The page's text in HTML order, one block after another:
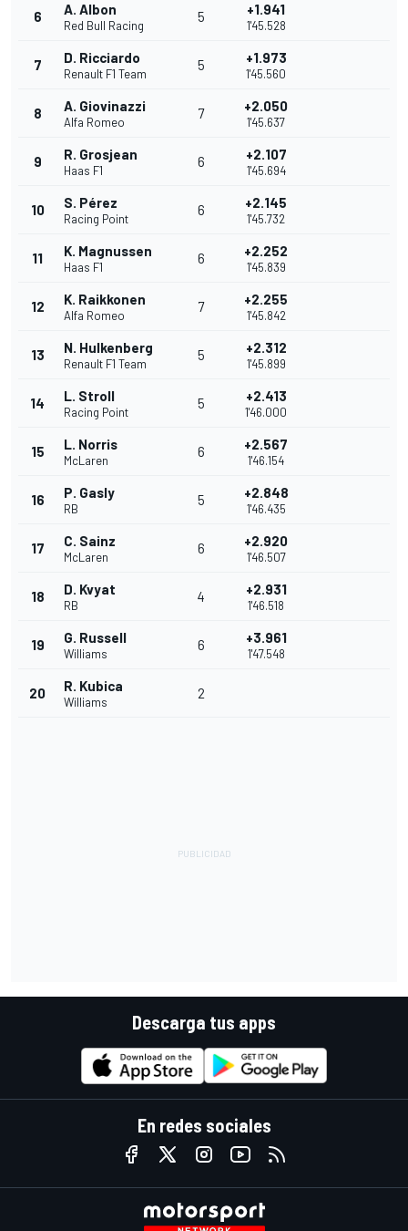
6 A. Albon
Red Bull Racing
5 +1.941
1'45.528
7 D. Ricciardo
Renault F1 Team
5 +1.973
1'45.560
8 A. Giovinazzi
Alfa Romeo
7 +2.050
1'45.637
9 R. Grosjean
Haas F1
6 +2.107
1'45.694
10 S. Pérez
Racing Point
6 +2.145
1'45.732
11 K. Magnussen
Haas F1
6 +2.252
1'45.839
12 K. Raikkonen
Alfa Romeo
7 +2.255
1'45.842
13 N. Hulkenberg
Renault F1 Team
5 +2.312
1'45.899
14 L. Stroll
Racing Point
5 +2.413
1'46.000
15 L. Norris
McLaren
6 +2.567
1'46.154
16 P. Gasly
RB
5 +2.848
1'46.435
17 C. Sainz
McLaren
6 +2.920
1'46.507
18 D. Kvyat
RB
4 +2.931
1'46.518
19 G. Russell
Williams
6 +3.961
1'47.548
20 R. Kubica
Williams
2
Descarga tus apps
En redes sociales